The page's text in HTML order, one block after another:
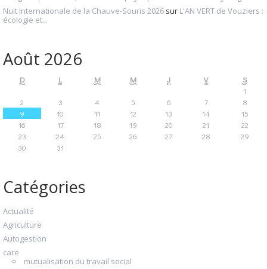
Nuit Internationale de la Chauve-Souris 2026 sur L'AN VERT de Vouziers :
écologie et...
Août 2026
D L M M J V
S
1
2
3 4 5 6 7
8
9
10 11 12 13 14
15
16
17 18 19 20 21
22
23
24 25 26 27 28
29
30
31
Catégories
Actualité
Agriculture
Autogestion
care
mutualisation du travail social